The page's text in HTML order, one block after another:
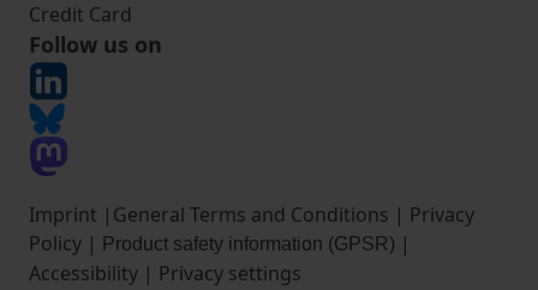
Credit Card
Follow us on
Imprint | General Terms and Conditions | Privacy
Policy | Product safety information (GPSR) |
Accessibility | Privacy settings